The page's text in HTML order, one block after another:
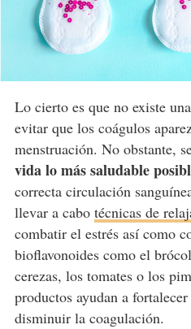
Lo cierto es que no existe
evitar que los coágulos
menstruación. No obstante,
vida lo más saludable
correcta circulación
llevar a cabo técnicas de
combatir el estrés así como
bioflavonoides como el
cerezas, los tomates o los
productos ayudan a
disminuir la coagulación.